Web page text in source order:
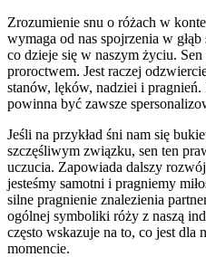
Zrozumienie snu o różach w
wymaga od nas spojrzenia w
co dzieje się w naszym życiu.
proroctwem. Jest raczej
stanów, lęków, nadziei i pragnień.
powinna być zawsze
Jeśli na przykład śni nam się
szczęśliwym związku, sen ten
uczucia. Zapowiada dalszy
jesteśmy samotni i pragniemy
silne pragnienie znalezienia
ogólnej symboliki róży z naszą
często wskazuje na to, co jest dla
momencie.